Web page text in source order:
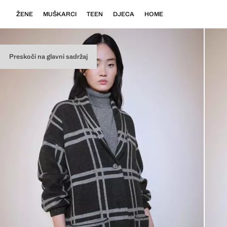
Preskoči na glavni sadržaj
ŽENE MUŠKARCI TEEN DJECA HOME